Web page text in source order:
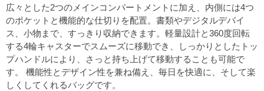
広々とした2つのメインコンパートメントに加え、内側には4つ
のポケットと機能的な仕切りを配置。書類やデジタルデバイ
ス、小物まで、すっきり収納できます。軽量設計と360度回転
する4輪キャスターでスムーズに移動でき、しっかりとしたトッ
プハンドルにより、さっと持ち上げて移動することも可能で
す。 機能性とデザイン性を兼ね備え、毎日を快適に、そして楽
しくしてくれるバッグです。